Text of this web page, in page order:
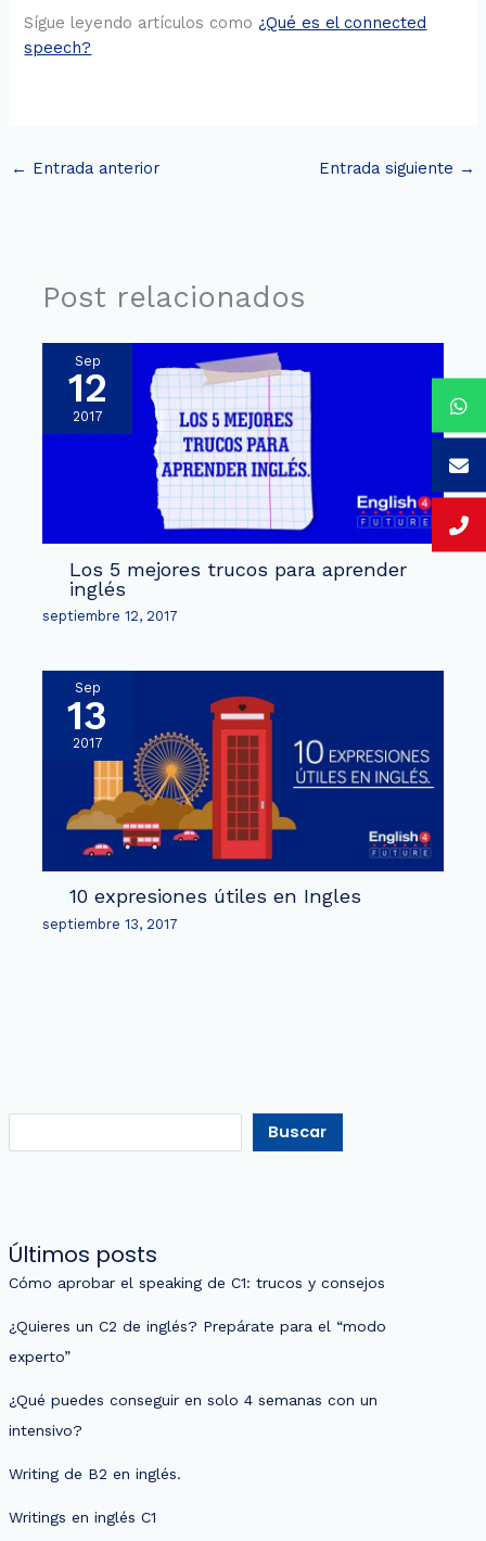
Sígue leyendo artículos como¿Qué es el connected
speech?
← Entrada anterior Entrada siguiente →
Post relacionados
Sep
12
2017
Los 5 mejores trucos para aprender
inglés
septiembre 12, 2017
Sep
13
2017
10 expresiones útiles en Ingles
septiembre 13, 2017
Buscar
Últimos posts
Cómo aprobar el speaking de C1: trucos y consejos
¿Quieres un C2 de inglés? Prepárate para el “modo
experto”
¿Qué puedes conseguir en solo 4 semanas con un
intensivo?
Writing de B2 en inglés.
Writings en inglés C1